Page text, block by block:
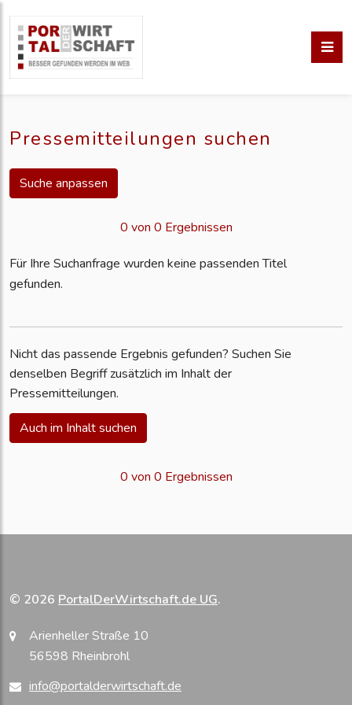
Pressemitteilungen suchen
Suche anpassen
0 von 0 Ergebnissen
Für Ihre Suchanfrage wurden keine passenden Titel
gefunden.
Nicht das passende Ergebnis gefunden? Suchen Sie
denselben Begriff zusätzlich im Inhalt der
Pressemitteilungen.
Auch im Inhalt suchen
0 von 0 Ergebnissen
© 2026 PortalDerWirtschaft.de UG.
Arienheller Straße 10
56598 Rheinbrohl
info@portalderwirtschaft.de